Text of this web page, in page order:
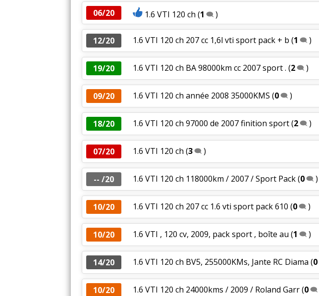
06/20 1.6 VTI 120 ch (1 )
12/20 1.6 VTI 120 ch 207 cc 1,6l vti sport pack + b (1 )
19/20 1.6 VTI 120 ch BA 98000km cc 2007 sport . (2 )
09/20 1.6 VTI 120 ch année 2008 35000KMS (0 )
18/20 1.6 VTI 120 ch 97000 de 2007 finition sport(2 )
07/20 1.6 VTI 120 ch (3 )
-- /20 1.6 VTI 120 ch 118000km / 2007 / Sport Pack(0 )
10/20 1.6 VTI 120 ch 207 cc 1.6 vti sport pack 610 (0 )
10/20 1.6 VTI , 120 cv, 2009, pack sport , boîte au (1 )
14/20 1.6 VTI 120 ch BV5, 255000KMs, Jante RC Diama (0
10/20 1.6 VTI 120 ch 24000kms / 2009 / Roland Garr(0